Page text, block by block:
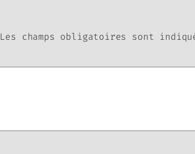
Les champs obligatoires sont